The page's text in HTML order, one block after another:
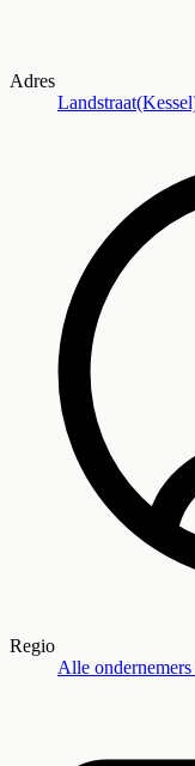
Adres
Regio
Alle ondernemers